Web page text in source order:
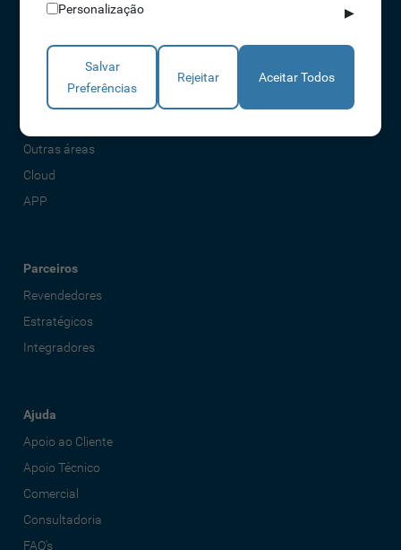
Acessos
Torniquetes
Parques Auto
Rondas e Serviços
Outras áreas
Cloud
APP
Parceiros
Revendedores
Estratégicos
Integradores
Ajuda
Apoio ao Cliente
Apoio Técnico
Comercial
Consultadoria
FAQ's
Personalização ▶
Salvar
Preferências
Rejeitar Aceitar Todos